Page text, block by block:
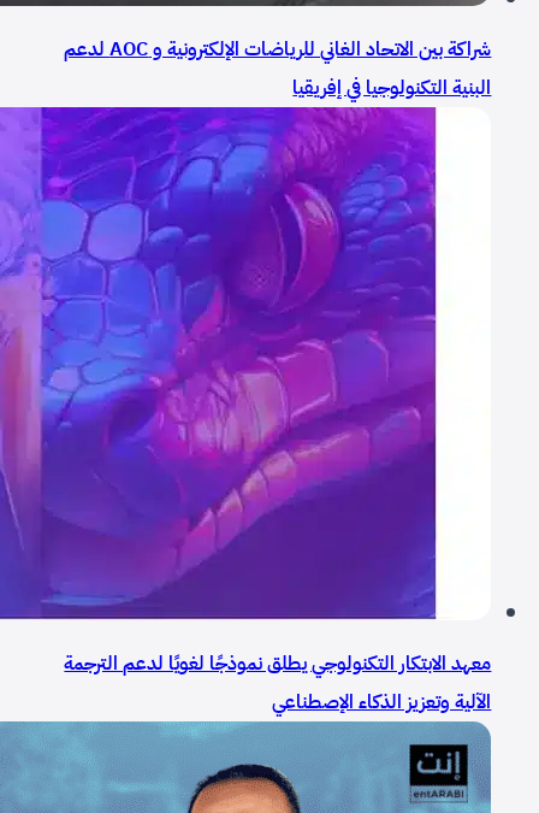
شراكة بين الاتحاد الغاني للرياضات الإلكترونية و AOC لدعم
البنية التكنولوجيا في إفريقيا
معهد الابتكار التكنولوجي يطلق نموذجًا لغويًا لدعم الترجمة
الآلية وتعزيز الذكاء الإصطناعي